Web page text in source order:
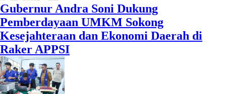
Gubernur Andra Soni Dukung
Pemberdayaan UMKM Sokong
Kesejahteraan dan Ekonomi Daerah di
Raker APPSI